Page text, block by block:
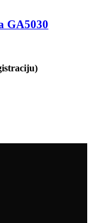
GA5030